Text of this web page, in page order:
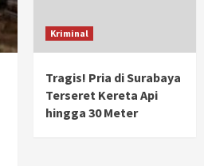
Kriminal
Tragis! Pria di Surabaya
Terseret Kereta Api
hingga 30 Meter